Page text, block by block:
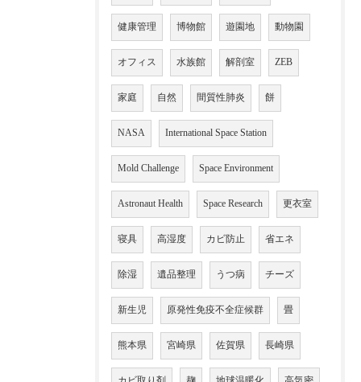
健康管理 博物館 遊園地 動物園
オフィス 水族館 解剖室 ZEB
家庭 自然 間質性肺炎 餅
NASA International Space Station
Mold Challenge Space Environment
Astronaut Health Space Research 更衣室
寝具 高湿度 カビ防止 省エネ
除湿 遺品整理 うつ病 チーズ
新生児 原発性免疫不全症候群 畳
熊本県 宮崎県 佐賀県 長崎県